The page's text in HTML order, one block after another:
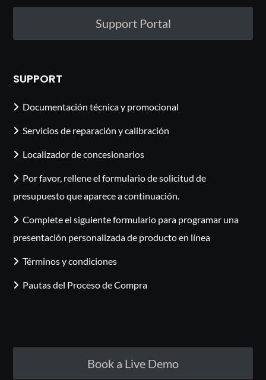
Support Portal
SUPPORT
Documentación técnica y promocional
Servicios de reparación y calibración
Localizador de concesionarios
Por favor, rellene el formulario de solicitud de
presupuesto que aparece a continuación.
Complete el siguiente formulario para programar una
presentación personalizada de producto en línea
Términos y condiciones
Pautas del Proceso de Compra
Book a Live Demo